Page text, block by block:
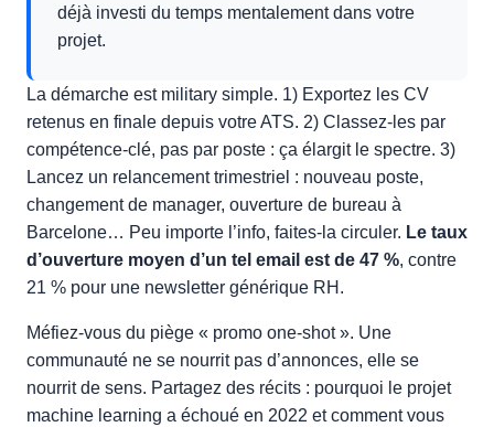
déjà investi du temps mentalement dans votre
projet.
La démarche est military simple. 1) Exportez les CV
retenus en finale depuis votre ATS. 2) Classez-les par
compétence-clé, pas par poste : ça élargit le spectre. 3)
Lancez un relancement trimestriel : nouveau poste,
changement de manager, ouverture de bureau à
Barcelone… Peu importe l’info, faites-la circuler. Le taux
d’ouverture moyen d’un tel email est de 47 %, contre
21 % pour une newsletter générique RH.
Méfiez-vous du piège « promo one-shot ». Une
communauté ne se nourrit pas d’annonces, elle se
nourrit de sens. Partagez des récits : pourquoi le projet
machine learning a échoué en 2022 et comment vous